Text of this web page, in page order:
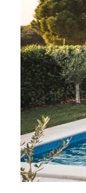
&
for
sale
–
za
opuštajući
odmor
u
Istri